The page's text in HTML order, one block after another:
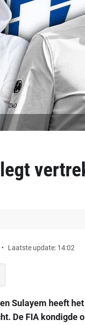
Laatste update: 14:02
Sulayem heeft
De FIA kondigde